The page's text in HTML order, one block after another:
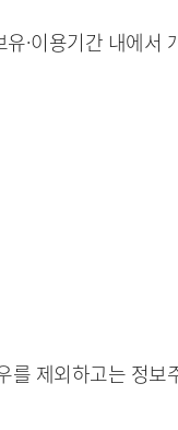
·이용기간 내에서
제외하고는 정